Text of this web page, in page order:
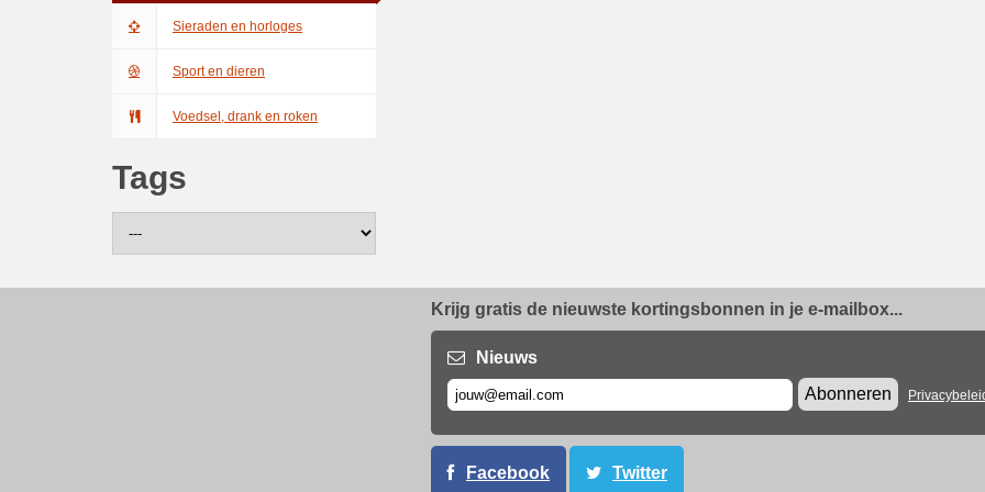
Sieraden en horloges
Sport en dieren
Voedsel, drank en roken
Tags
Krijg gratis de nieuwste kortingsbonnen in je e-mailbox...
Nieuws
Abonneren
Facebook Twitter